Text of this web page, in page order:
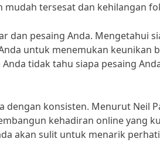
mudah tersesat dan kehilangan
dan pesaing Anda. Mengetahui
untuk menemukan keunikan
tidak tahu siapa pesaing
dengan konsisten. Menurut Neil
kehadiran online yang
akan sulit untuk menarik